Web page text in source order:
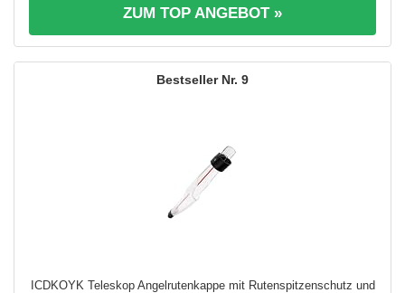
ZUM TOP ANGEBOT »
9
ICDKOYK Teleskop Angelrutenkappe mit Rutenspitzenschutz und